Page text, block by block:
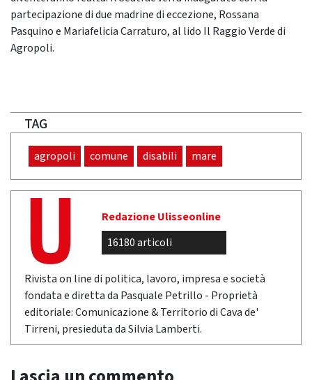
partecipazione di due madrine di eccezione, Rossana
Pasquino e Mariafelicia Carraturo, al lido Il Raggio Verde di
Agropoli.
TAG
agropoli comune disabili mare
Redazione Ulisseonline
16180 articoli
Rivista on line di politica, lavoro, impresa e società
fondata e diretta da Pasquale Petrillo - Proprietà
editoriale: Comunicazione & Territorio di Cava de'
Tirreni, presieduta da Silvia Lamberti.